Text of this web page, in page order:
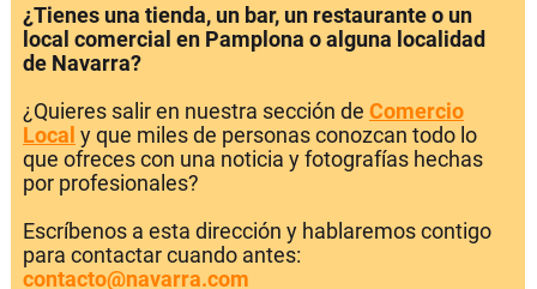
¿Tienes una tienda, un bar, un restaurante o un
local comercial en Pamplona o alguna localidad
de Navarra?
¿Quieres salir en nuestra sección de Comercio
Local y que miles de personas conozcan todo lo
que ofreces con una noticia y fotografías hechas
por profesionales?
Escríbenos a esta dirección y hablaremos contigo
para contactar cuando antes:
contacto@navarra.com